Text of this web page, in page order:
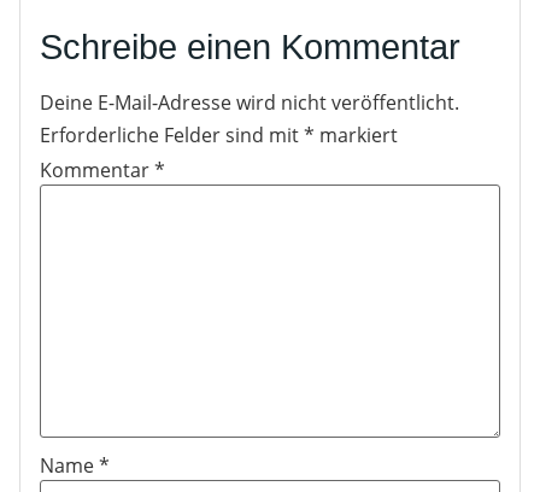
Schreibe einen Kommentar
Deine E-Mail-Adresse wird nicht veröffentlicht.
Erforderliche Felder sind mit* markiert
Kommentar*
Name*